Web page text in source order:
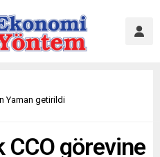
Yaman getirildi
CCO görevine